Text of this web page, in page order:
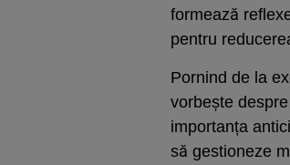
formează
pentru
Pornind de la
vorbește
importanța
să gestioneze